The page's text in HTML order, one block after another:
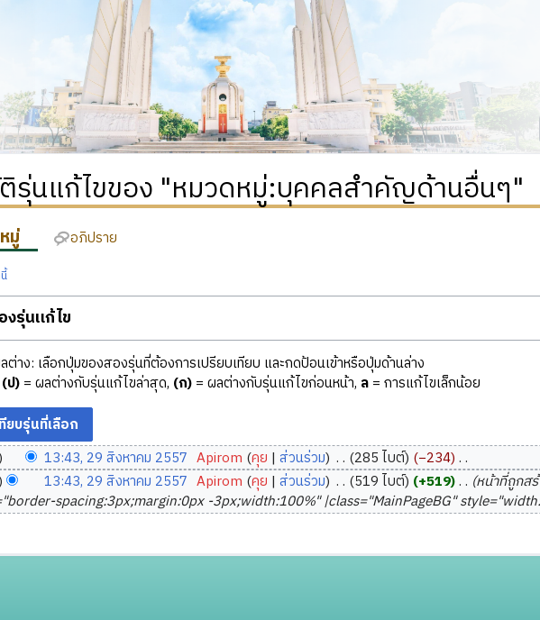
รุ่นแก้ไขของ "หมวดหมู่:บุคคลสำคัญด้านอื่นๆ"
มู่ อภิปราย
งรุ่นแก้ไข
ต่าง: เลือกปุ่มของสองรุ่นที่ต้องการเปรียบเทียบ และกดป้อนเข้าหรือปุ่มด้านล่าง
(ป)= ผลต่างกับรุ่นแก้ไขล่าสุด, (ก)= ผลต่างกับรุ่นแก้ไขก่อนหน้า, ล= การแก้ไขเล็กน้อย
13:43, 29 สิงหาคม 2557 Apirom คุย ส่วนร่วม ‎ 285 ไบต์ −234 ‎
13:43, 29 สิงหาคม 2557 Apirom คุย ส่วนร่วม ‎ 519 ไบต์ +519 ‎
หน้าที่ถูกส
spacing:3px;margin:0px -3px;width:100%" |class="MainPageBG"